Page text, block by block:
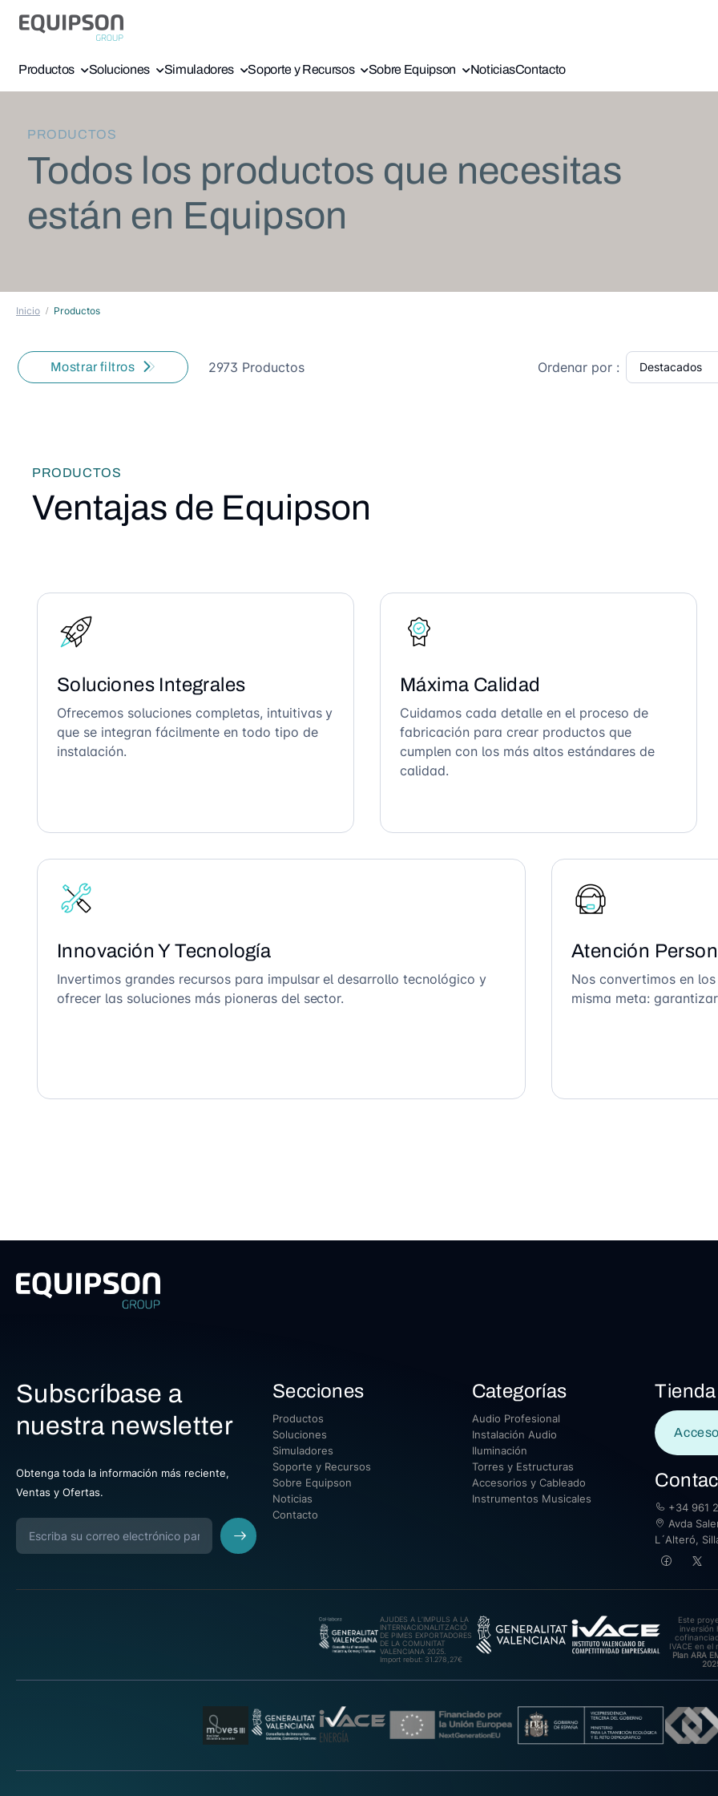
Productos Soluciones Simuladores Soporte y Recursos Sobre Equipson NoticiasContacto
PRODUCTOS
Todos los productos que necesitas
están en Equipson
Inicio Productos
Mostrar filtros 2973 Productos Ordenar por :
PRODUCTOS
Ventajas de Equipson
Soluciones Integrales
Ofrecemos soluciones completas, intuitivas y
que se integran fácilmente en todo tipo de
instalación.
Máxima Calidad
Cuidamos cada detalle en el proceso de
fabricación para crear productos que
cumplen con los más altos estándares de
calidad.
Innovación Y Tecnología
Invertimos grandes recursos para impulsar el desarrollo tecnológico y
ofrecer las soluciones más pioneras del sector.
Atención
Nos convertimos en
misma meta:
Subscríbase a
nuestra newsletter
Obtenga toda la información más reciente,
Ventas y Ofertas.
Secciones
Productos
Soluciones
Simuladores
Soporte y Recursos
Sobre Equipson
Noticias
Contacto
Categorías
Audio Profesional
Instalación Audio
Iluminación
Torres y Estructuras
Accesorios y Cableado
Instrumentos Musicales
Tienda
+34 961
Avda
L´Alteró,
AJUDES A L’IMPULS A LA
INTERNACIONALITZACIÓ
DE PIMES EXPORTADORES
DE LA COMUNITAT
VALENCIANA 2025.
Import rebut: 31.278,27€
Este
inversión
IVACE en el
Plan ARA